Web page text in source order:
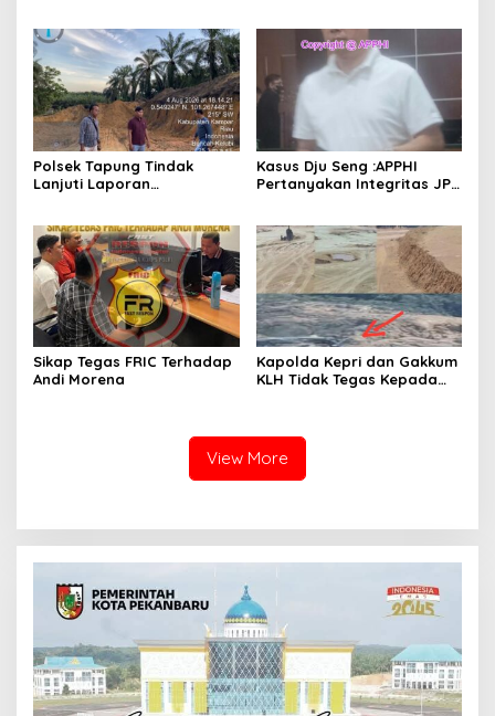
Polsek Tapung Tindak
Lanjuti Laporan
Desa Bencah Kelubi
Kasus Dju Seng :APPHI
Pertanyakan Integritas JPU
Jampidsus
Sikap Tegas FRIC Terhadap
Andi Morena
Kapolda Kepri dan Gakkum
KLH Tidak Tegas Kepada
Teluk Mata Ikan
View More